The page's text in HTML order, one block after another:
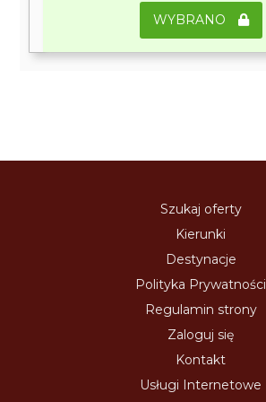
WYBRANO
Szukaj oferty
Kierunki
Destynacje
Polityka Prywatności
Regulamin strony
Zaloguj się
Kontakt
Usługi Internetowe